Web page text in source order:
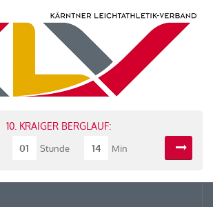
10. KRAIGER BERGLAUF:
01 Stunde 14 Min